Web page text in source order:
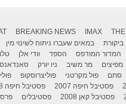
BREAKING NEWS IMAX
ביקורת במאים שעברו ניתוח לשינוי מין
המדור המודפס הספד וודי אלן
מפיצים מר משיב ניו יורק סאנדאנס
סתם פול מקרטני פוליצרוסקופ
פסטיבל חיפה 2007 פסטיבל חיפה 2008
פסטיבל קאן 2008 פסטיבלים פרס